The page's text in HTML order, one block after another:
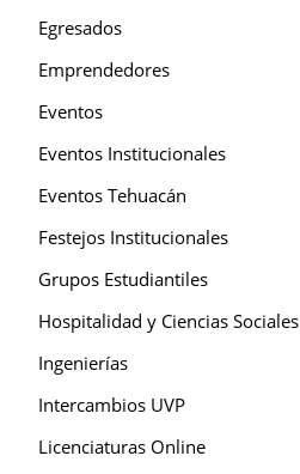
Egresados
Emprendedores
Eventos
Eventos Institucionales
Eventos Tehuacán
Festejos Institucionales
Grupos Estudiantiles
Hospitalidad y Ciencias Sociales
Ingenierías
Intercambios UVP
Licenciaturas Online